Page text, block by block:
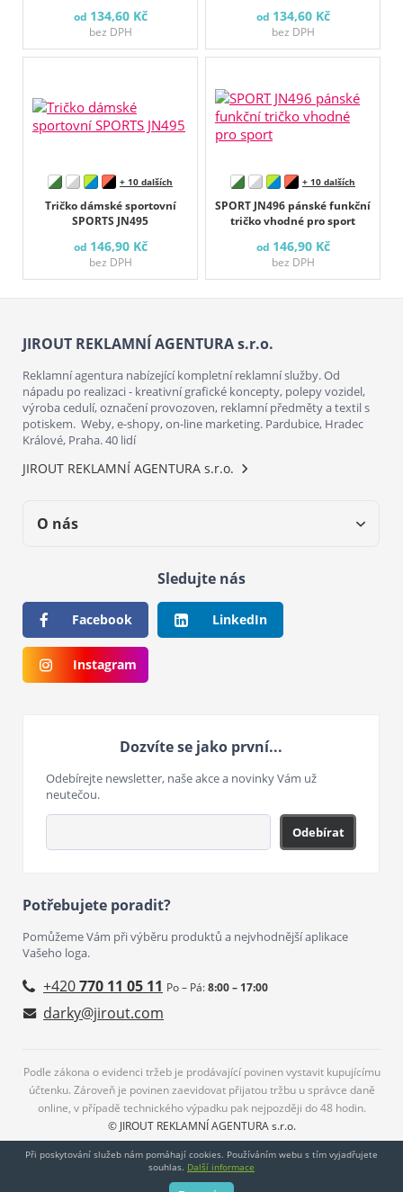
od 134,60 Kč
bez DPH
od 134,60 Kč
bez DPH
Tričko dámské sportovní
SPORTS JN495
+ 10 dalších
od 146,90 Kč
bez DPH
SPORT JN496 pánské funkční
tričko vhodné pro sport
+ 10 dalších
od 146,90 Kč
bez DPH
JIROUT REKLAMNÍ AGENTURA s.r.o.
Reklamní agentura nabízející kompletní reklamní služby. Od
nápadu po realizaci - kreativní grafické koncepty, polepy vozidel,
výroba cedulí, označení provozoven, reklamní předměty a textil s
potiskem. Weby, e-shopy, on-line marketing. Pardubice, Hradec
Králové, Praha. 40 lidí
JIROUT REKLAMNÍ AGENTURA s.r.o.
O nás
Sledujte nás
Facebook LinkedIn
Instagram
Dozvíte se jako první...
Odebírejte newsletter, naše akce a novinky Vám už
neutečou.
Odebírat
Potřebujete poradit?
Pomůžeme Vám při výběru produktů a nejvhodnější aplikace
Vašeho loga.
+420770 11 05 11 Po – Pá:8:00 – 17:00
darky@jirout.com
Podle zákona o evidenci tržeb je prodávající povinen vystavit kupujícímu
účtenku. Zároveň je povinen zaevidovat přijatou tržbu u správce daně
online, v případě technického výpadku pak nejpozději do 48 hodin.
© JIROUT REKLAMNÍ AGENTURA s.r.o.
Při poskytování služeb nám pomáhají cookies. Používáním webu s tím vyjadřujete
souhlas. Další informace